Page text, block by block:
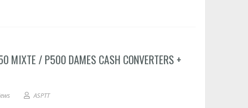
MIXTE / P500 DAMES CASH CONVERTERS +
ASPTT